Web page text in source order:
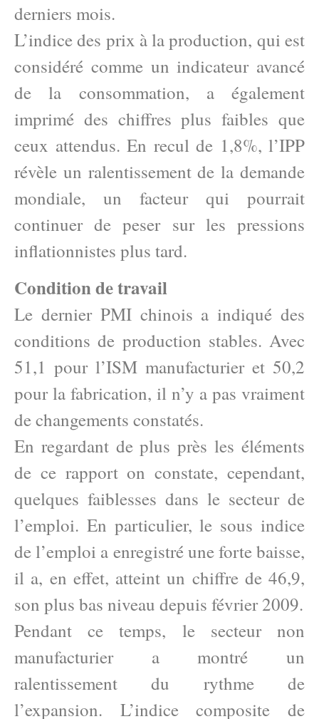
derniers mois.
L’indice des prix à la production, qui est
considéré comme un indicateur avancé
de la consommation, a également
imprimé des chiffres plus faibles que
ceux attendus. En recul de 1,8%, l’IPP
révèle un ralentissement de la demande
mondiale, un facteur qui pourrait
continuer de peser sur les pressions
inflationnistes plus tard.
Condition de travail
Le dernier PMI chinois a indiqué des
conditions de production stables. Avec
51,1 pour l’ISM manufacturier et 50,2
pour la fabrication, il n’y a pas vraiment
de changements constatés.
En regardant de plus près les éléments
de ce rapport on constate, cependant,
quelques faiblesses dans le secteur de
l’emploi. En particulier, le sous indice
de l’emploi a enregistré une forte baisse,
il a, en effet, atteint un chiffre de 46,9,
son plus bas niveau depuis février 2009.
Pendant ce temps, le secteur non
manufacturier a montré un
ralentissement du rythme de
l’expansion. L’indice composite de